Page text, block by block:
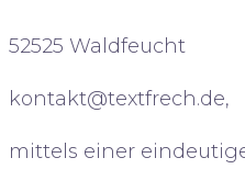
52525 Waldfeucht
kontakt@textfrech.de,
mittels einer